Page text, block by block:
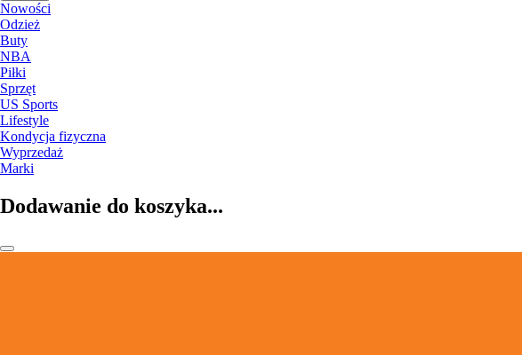
Nowości
Odzież
Buty
NBA
Piłki
Sprzęt
US Sports
Lifestyle
Kondycja fizyczna
Wyprzedaż
Marki
Dodawanie do koszyka...